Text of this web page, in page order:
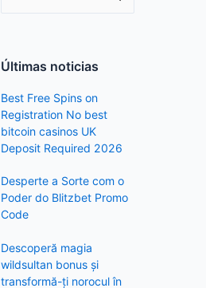
r
h
f
o
r
:
Últimas noticias
Best Free Spins on
Registration No best
bitcoin casinos UK
Deposit Required 2026
Desperte a Sorte com o
Poder do Blitzbet Promo
Code
Descoperă magia
wildsultan bonus și
transformă-ți norocul în